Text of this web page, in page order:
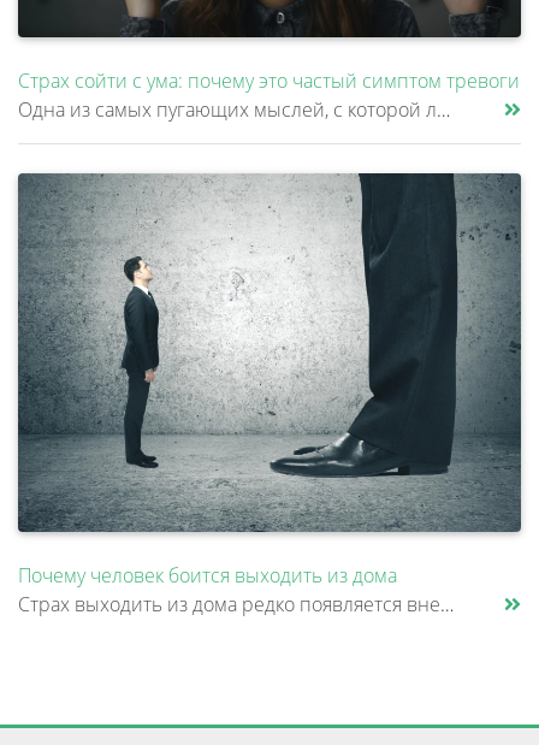
Страх сойти с ума: почему это частый симптом тревоги
Одна из самых пугающих мыслей, с которой люди приходят к психиатру – это страх сойти с ума. Причем многие стесняются рас......
Почему человек боится выходить из дома
Страх выходить из дома редко появляется внезапно. Обычно все начинается с конкретной ситуации: человеку стало плохо в ме......